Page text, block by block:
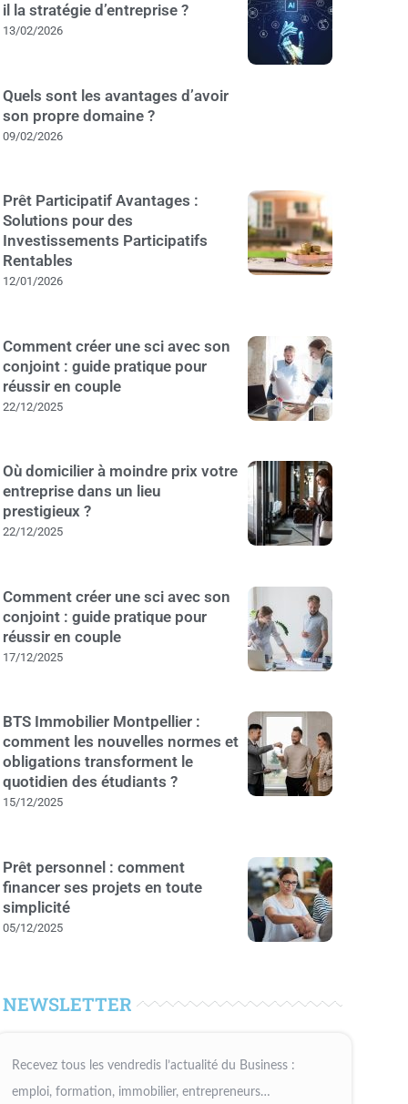
il la stratégie d’entreprise ?
13/02/2026
Quels sont les avantages d’avoir
son propre domaine ?
09/02/2026
Prêt Participatif Avantages :
Solutions pour des
Investissements Participatifs
Rentables
12/01/2026
Comment créer une sci avec son
conjoint : guide pratique pour
réussir en couple
22/12/2025
Où domicilier à moindre prix votre
entreprise dans un lieu
prestigieux ?
22/12/2025
Comment créer une sci avec son
conjoint : guide pratique pour
réussir en couple
17/12/2025
BTS Immobilier Montpellier :
comment les nouvelles normes et
obligations transforment le
quotidien des étudiants ?
15/12/2025
Prêt personnel : comment
financer ses projets en toute
simplicité
05/12/2025
NEWSLETTER
Recevez tous les vendredis l’actualité du Business :
emploi, formation, immobilier, entrepreneurs…